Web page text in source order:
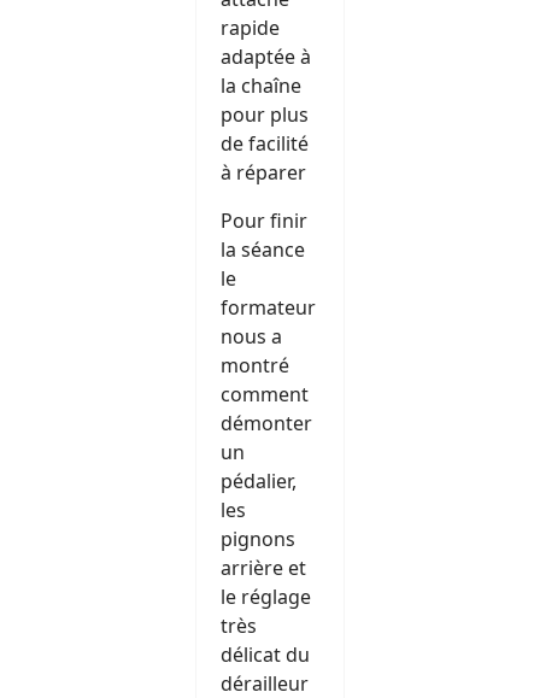
rapide
adaptée à
la chaîne
pour plus
de facilité
à réparer
Pour finir
la séance
le
formateur
nous a
montré
comment
démonter
un
pédalier,
les
pignons
arrière et
le réglage
très
délicat du
dérailleur